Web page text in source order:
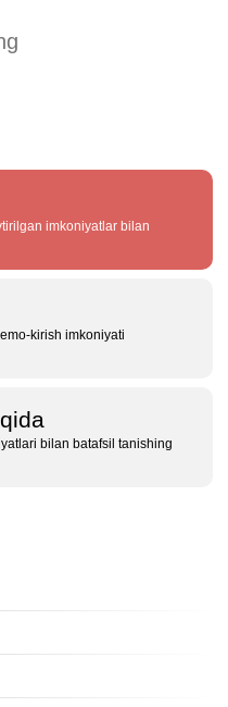
imkoniyatlar bilan
imkoniyati
bilan batafsil tanishing